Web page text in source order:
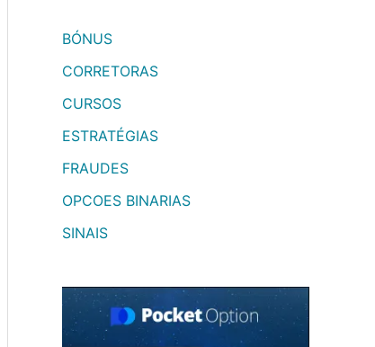
BÓNUS
CORRETORAS
CURSOS
ESTRATÉGIAS
FRAUDES
OPCOES BINARIAS
SINAIS